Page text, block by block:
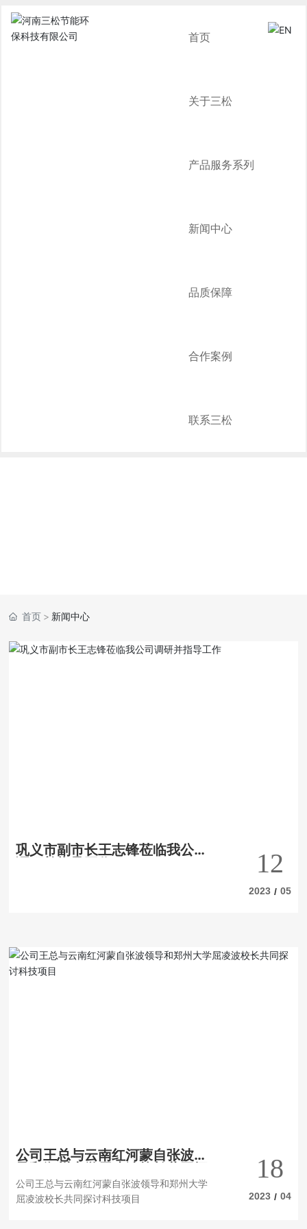
首页
关于三松
产品服务系列
新闻中心
品质保障
合作案例
联系三松
首页 新闻中心
巩义市副市长王志锋莅临我公司
12
2023 / 05
公司王总与云南红河蒙自张波领
讨科技项目
公司王总与云南红河蒙自张波领导和郑州大学
屈凌波校长共同探讨科技项目
18
2023 / 04